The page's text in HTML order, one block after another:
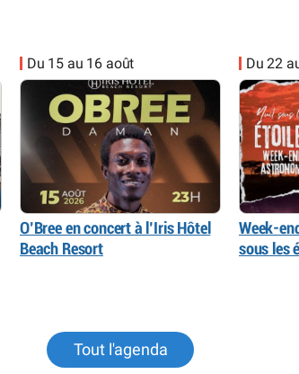
Du 15 au 16 août
O’Bree en concert à l’Iris Hôtel
Beach Resort
Du 22
Week-
sous les
Tout l'agenda